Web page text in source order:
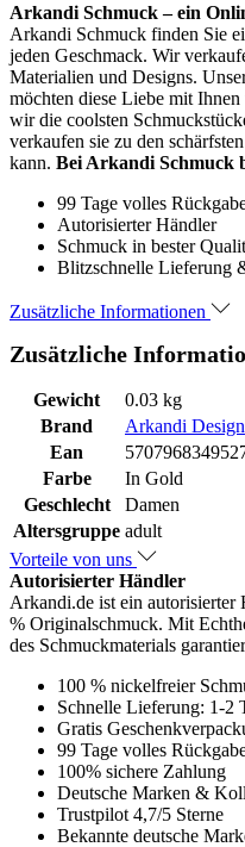
Arkandi Schmuck – ein
Arkandi Schmuck finden Sie
jeden Geschmack. Wir
Materialien und Designs.
möchten diese Liebe mit
wir die coolsten
verkaufen sie zu den
kann. Bei Arkandi Schmuck
99 Tage volles
Autorisierter Händler
Schmuck in bester
Blitzschnelle Lieferung
Zusätzliche Informationen
Zusätzliche
Gewicht
0.03 kg
Brand
Arkandi Design
Ean
Farbe
In Gold
Geschlecht
Damen
Altersgruppe adult
Vorteile von uns
Autorisierter Händler
Arkandi.de ist ein autorisierter
% Originalschmuck. Mit
des Schmuckmaterials
100 % nickelfreier
Schnelle Lieferung: 1-2
Gratis
99 Tage volles
100% sichere Zahlung
Deutsche Marken &
Trustpilot 4,7/5 Sterne
Bekannte deutsche